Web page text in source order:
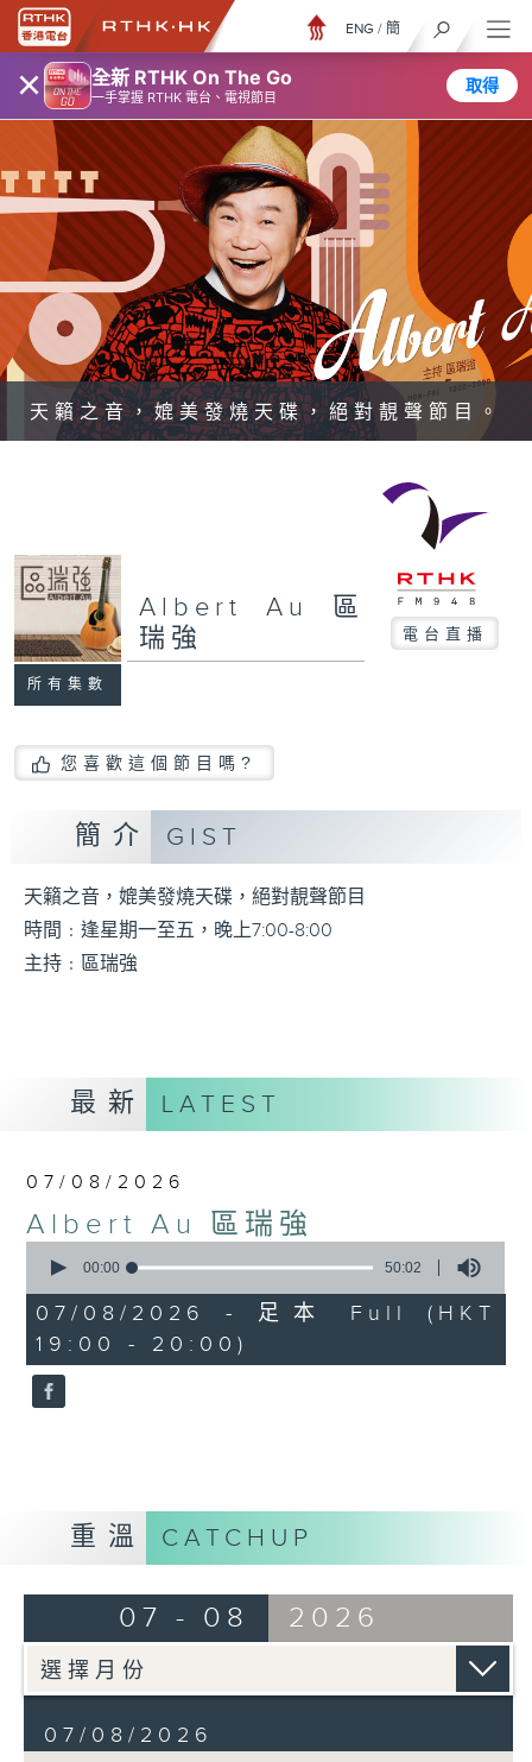
× 全新 RTHK On The Go
一手掌握 RTHK 電台、電視節目
取得
ENG / 簡
天籟之音，媲美發燒天碟，絕對靚聲節目。
所有集數
Albert Au 區
瑞強
電台直播
您喜歡這個節目嗎?
簡介 GIST
天籟之音，媲美發燒天碟，絕對靚聲節目
時間﹕逢星期一至五，晚上7:00-8:00
主持﹕區瑞強
最新 LATEST
07/08/2026
Albert Au 區瑞強
seconds
50
minutes,
2
seconds
00:00 50:02
07/08/2026 - 足本 Full (HKT
19:00 - 20:00)
重溫 CATCHUP
07 - 08 2026
07/08/2026